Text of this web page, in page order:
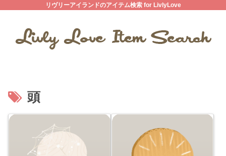
リヴリーアイランドのアイテム検索 for LivlyLove
頭